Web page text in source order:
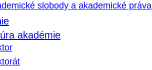
slobody a akademické práva
akadémie